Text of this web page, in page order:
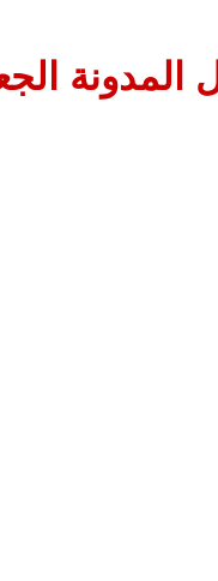
المدونة